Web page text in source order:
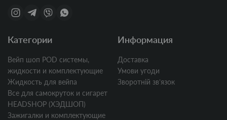
Категории
Вейп шоп POD системы,
жидкости и комплектующие
Жидкость для вейпа
Все для самокруток и сигарет
HEADSHOP (ХЭДШОП)
Зажигалки и комплектующие
Информация
Доставка
Умови угоди
Зворотній звʼязок